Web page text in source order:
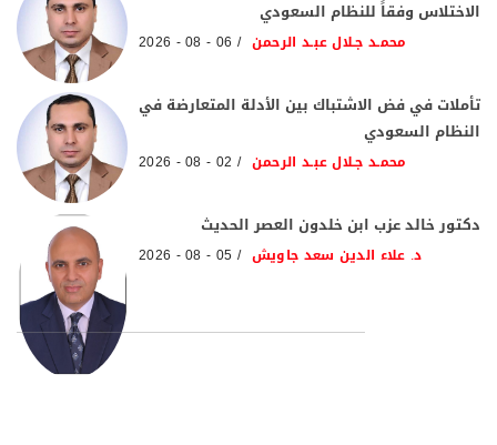
الاختلاس وفقاً للنظام السعودي
محمـد جـلال عبـد الرحمن 06 - 08 - 2026
تأملات في فض الاشتباك بين الأدلة المتعارضة في
النظام السعودي
محمـد جـلال عبـد الرحمن 02 - 08 - 2026
دكتور خالد عزب ابن خلدون العصر الحديث
د. علاء الدين سعد جاويش 05 - 08 - 2026